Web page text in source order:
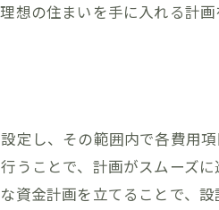
デア
想の住まいを手に入れる計画
定し、その範囲内で各費用
ことで、計画がスムーズに
資金計画を立てることで、